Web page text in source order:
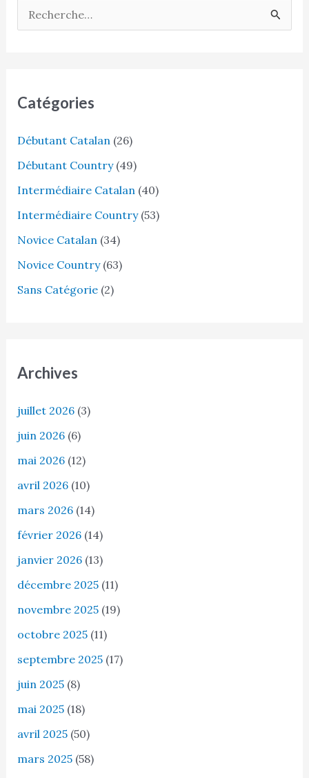
e
e
c
h
e
Catégories
Débutant Catalan (26)
Débutant Country(49)
Intermédiaire Catalan (40)
Intermédiaire Country(53)
Novice Catalan (34)
Novice Country(63)
Sans Catégorie(2)
Archives
juillet 2026(3)
juin 2026(6)
mai 2026(12)
avril 2026(10)
mars 2026(14)
février 2026(14)
janvier 2026(13)
décembre 2025(11)
novembre 2025(19)
octobre 2025(11)
septembre 2025(17)
juin 2025(8)
mai 2025(18)
avril 2025(50)
mars 2025(58)